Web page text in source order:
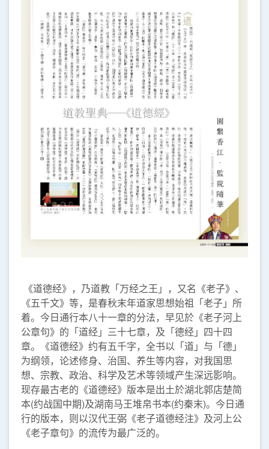
《道德经》，乃道教「万经之王」，又名《老子》、
《五千文》等，是春秋末年道家思想始祖「老子」所
着。今日通行本八十一章的分法，早见於《老子河上
公章句》的「道经」三十七章，及「德经」四十四
章。《道德经》约有五千字，全书以「道」与「德」
为纲领，论述修身、治国、养生等内容，对我国思
想、宗教、政治、科学及艺术等领域产生深远影响。
现存最古老的《道德经》版本是出土於湖北郭店楚简
本(约战国中期)及湖南马王堆帛书本(约秦末)。今日通
行的版本，则以汉代王弼《老子道德经注》及河上公
《老子章句》的流传为最广泛的。